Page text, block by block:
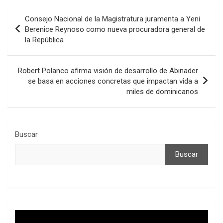
de
entradas
Consejo Nacional de la Magistratura juramenta a Yeni
Berenice Reynoso como nueva procuradora general de
la República
Robert Polanco afirma visión de desarrollo de Abinader
se basa en acciones concretas que impactan vida a
miles de dominicanos
Buscar
Buscar